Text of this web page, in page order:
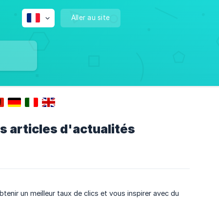
Aller au site
articles d'actualités
un meilleur taux de clics et vous inspirer avec du